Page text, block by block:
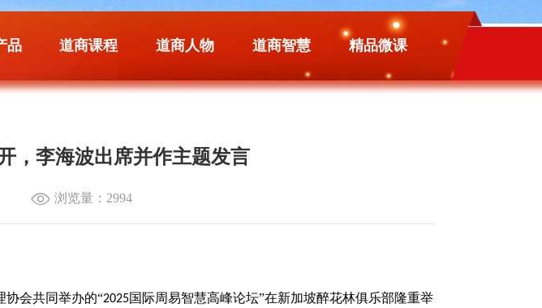
品 道商课程 道商人物 道商智慧 精品微课
，李海波出席并作主题发言
浏览量：2994
协会共同举办的“2025国际周易智慧高峰论坛”在新加坡醉花林俱乐部隆重举